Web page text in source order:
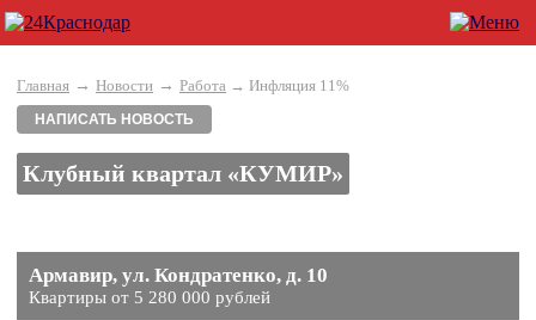
Главная → Новости → Работа → Инфляция 11%
НАПИСАТЬ НОВОСТЬ
Клубный квартал «КУМИР»
Армавир, ул. Кондратенко, д. 10
Квартиры от 5 280 000 рублей